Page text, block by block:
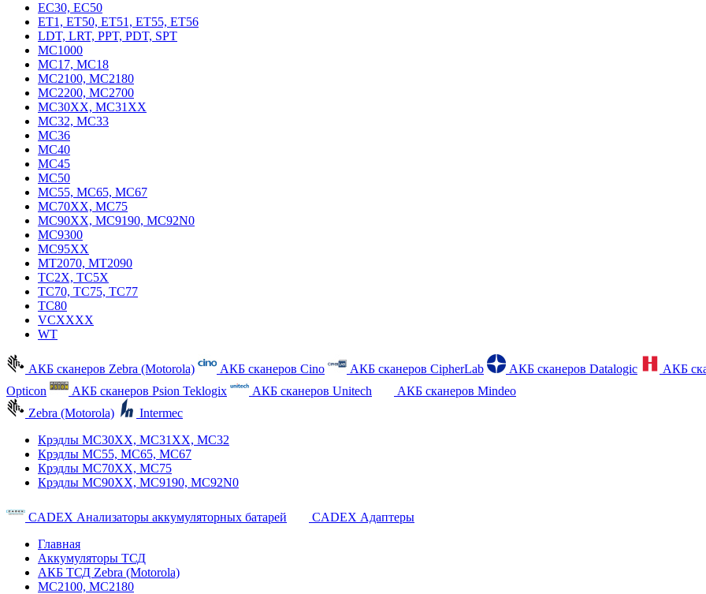
EC30, EC50
ET1, ET50, ET51, ET55, ET56
LDT, LRT, PPT, PDT, SPT
MC1000
MC17, MC18
MC2100, MC2180
MC2200, MC2700
MC30XX, MC31XX
MC32, MC33
MC36
MC40
MC45
MC50
MC55, MC65, MC67
MC70XX, MC75
MC90XX, MC9190, MC92N0
MC9300
MC95XX
MT2070, MT2090
TC2X, TC5X
TC70, TC75, TC77
TC80
VCXXXX
WT
АКБ сканеров Zebra (Motorola) АКБ сканеров Cino АКБ сканеров CipherLab АКБ сканеров Datalogic АКБ
Opticon
АКБ сканеров Psion Teklogix АКБ сканеров Unitech
АКБ сканеров Mindeo
Zebra (Motorola)
Intermec
Крэдлы MC30XX, MC31XX, MC32
Крэдлы MC55, MC65, MC67
Крэдлы MC70XX, MC75
Крэдлы MC90XX, MC9190, MC92N0
CADEX Анализаторы аккумуляторных батарей
CADEX Адаптеры
Главная
Аккумуляторы ТСД
АКБ ТСД Zebra (Motorola)
MC2100, MC2180